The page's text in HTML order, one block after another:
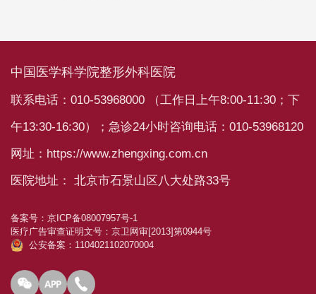
中国医学科学院整形外科医院
联系电话：010-53968000 （工作日上午8:00-11:30；下
午13:30-16:30）；急诊24小时咨询电话：010-53968120
网址：https://www.zhengxing.com.cn
医院地址： 北京市石景山区八大处路33号
备案号： 京ICP备08007957号-1
医疗广告审查证明文号： 京卫网审[2013]第0944号
公安备案：1104021102070004